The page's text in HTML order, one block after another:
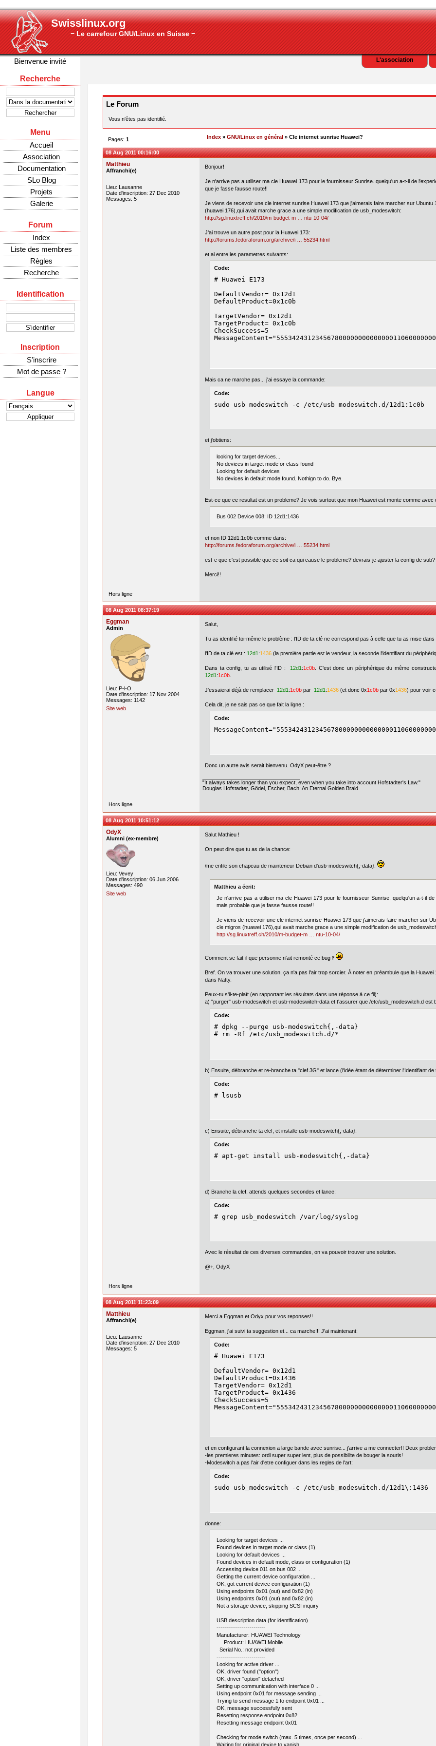
Swisslinux.org
− Le carrefour GNU/Linux en Suisse −
L'association
Bienvenue invité
Recherche
Menu
Accueil
Association
Documentation
SLo Blog
Projets
Galerie
Forum
Index
Liste des membres
Règles
Recherche
Identification
Inscription
S'inscrire
Mot de passe ?
Langue
Le Forum
Vous n'êtes pas identifié.
Pages: 1 Index » GNU/Linux en général » Cle internet sunrise Huawei?
08 Aug 2011 00:16:00
Matthieu
Affranchi(e)
Lieu: Lausanne
Date d'inscription: 27 Dec 2010
Messages: 5
Bonjour!
Je n'arrive pas a utiliser ma cle Huawei 173 pour le fournisseur Sunrise. quelqu'un a-t-il de
que je fasse fausse route!!
Je viens de recevoir une cle internet sunrise Huawei 173 que j'aimerais faire marcher sur
(huawei 176),qui avait marche grace a une simple modification de usb_modeswitch:
http://sg.linuxtreff.ch/2010/m-budget-m … ntu-10-04/
J'ai trouve un autre post pour la Huawei 173:
http://forums.fedoraforum.org/archive/i … 55234.html
et ai entre les parametres suivants:
Code:
# Huawei E173
DefaultVendor= 0x12d1
DefaultProduct=0x1c0b
TargetVendor= 0x12d1
TargetProduct= 0x1c0b
CheckSuccess=5
Mais ca ne marche pas... j'ai essaye la commande:
Code:
sudo usb_modeswitch -c /etc/usb_modeswitch.d/12d1:1c0b
et j'obtiens:
looking for target devices...
No devices in target mode or class found
Looking for default devices
No devices in default mode found. Nothign to do. Bye.
Est-ce que ce resultat est un probleme? Je vois surtout que mon Huawei est monte comme avec
Bus 002 Device 008: ID 12d1:1436
et non ID 12d1:1c0b comme dans:
http://forums.fedoraforum.org/archive/i … 55234.html
est-e que c'est possible que ce soit ca qui cause le probleme? devrais-je ajuster la config de
Merci!!
Hors ligne
08 Aug 2011 08:37:19
Eggman
Admin
Lieu: P-l-O
Date d'inscription: 17 Nov 2004
Messages: 1142
Site web
Salut,
Tu as identifié toi-même le problème : l'ID de ta clé ne correspond pas à celle que tu as mise dans
l'ID de ta clé est : 12d1 :1436 (la première partie est le vendeur, la seconde l'identifiant du
Dans ta config, tu as utilisé l'ID : 12d1 :1c0b . C'est donc un périphérique du même
12d1 :1c0b
J'essaierai déjà de remplacer 12d1 :1c0b par 12d1 :1436 (et donc 0x1c0b par 0x1436) pour voir
Cela dit, je ne sais pas ce que fait la ligne :
Code:
Donc un autre avis serait bienvenu. OdyX peut-être ?
"It always takes longer than you expect, even when you take into account Hofstadter's Law."
Douglas Hofstadter, Gödel, Escher, Bach: An Eternal Golden Braid
Hors ligne
08 Aug 2011 10:51:12
OdyX
Alumni (ex-membre)
Lieu: Vevey
Date d'inscription: 06 Jun 2006
Messages: 490
Site web
Salut Mathieu !
On peut dire que tu as de la chance:
/me enfile son chapeau de mainteneur Debian d'usb-modeswitch{,-data}.
Matthieu a écrit:
Je n'arrive pas a utiliser ma cle Huawei 173 pour le fournisseur Sunrise. quelqu'un a-t-il
mais probable que je fasse fausse route!!
Je viens de recevoir une cle internet sunrise Huawei 173 que j'aimerais faire marcher sur
cle migros (huawei 176),qui avait marche grace a une simple modification de
http://sg.linuxtreff.ch/2010/m-budget-m … ntu-10-04/
Comment se fait-il que personne n'ait remonté ce bug ‽
Bref. On va trouver une solution, ça n'a pas l'air trop sorcier. À noter en préambule que la
dans Natty.
Peux-tu s'il-te-plaît (en rapportant les résultats dans une réponse à ce fil):
a) "purger" usb-modeswitch et usb-modeswitch-data et t'assurer que /etc/usb_modeswitch.d est
Code:
# dpkg --purge usb-modeswitch{,-data}
# rm -Rf /etc/usb_modeswitch.d/*
b) Ensuite, débranche et re-branche ta "clef 3G" et lance (l'idée étant de déterminer l'Identifiant de
Code:
# lsusb
c) Ensuite, débranche ta clef, et installe usb-modeswitch{,-data}:
Code:
# apt-get install usb-modeswitch{,-data}
d) Branche la clef, attends quelques secondes et lance:
Code:
# grep usb_modeswitch /var/log/syslog
Avec le résultat de ces diverses commandes, on va pouvoir trouver une solution.
@+, OdyX
Hors ligne
08 Aug 2011 11:23:09
Matthieu
Affranchi(e)
Lieu: Lausanne
Date d'inscription: 27 Dec 2010
Messages: 5
Merci a Eggman et Odyx pour vos reponses!!
Eggman, j'ai suivi ta suggestion et... ca marche!!! J'ai maintenant:
Code:
# Huawei E173
DefaultVendor= 0x12d1
DefaultProduct=0x1436
TargetVendor= 0x12d1
TargetProduct= 0x1436
CheckSuccess=5
et en configurant la connexion a large bande avec sunrise... j'arrive a me connecter!! Deux
-les premieres minutes: ordi super super lent, plus de possibilite de bouger la souris!
-Modeswitch a pas l'air d'etre configuer dans les regles de l'art:
Code:
sudo usb_modeswitch -c /etc/usb_modeswitch.d/12d1\:1436
donne:
Looking for target devices ...
Found devices in target mode or class (1)
Looking for default devices ...
Found devices in default mode, class or configuration (1)
Accessing device 011 on bus 002 ...
Getting the current device configuration ...
OK, got current device configuration (1)
Using endpoints 0x01 (out) and 0x82 (in)
Using endpoints 0x01 (out) and 0x82 (in)
Not a storage device, skipping SCSI inquiry
USB description data (for identification)
-------------------------
Manufacturer: HUAWEI Technology
Product: HUAWEI Mobile
Serial No.: not provided
-------------------------
Looking for active driver ...
OK, driver found ("option")
OK, driver "option" detached
Setting up communication with interface 0 ...
Using endpoint 0x01 for message sending ...
Trying to send message 1 to endpoint 0x01 ...
OK, message successfully sent
Resetting response endpoint 0x82
Resetting message endpoint 0x01
Checking for mode switch (max. 5 times, once per second) ...
Waiting for original device to vanish ...